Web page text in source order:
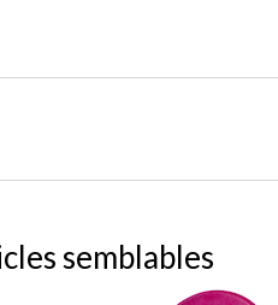
semblables